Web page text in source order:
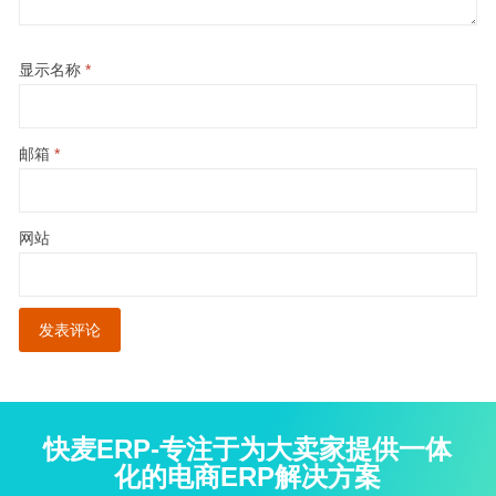
显示名称 *
邮箱 *
网站
快麦ERP-专注于为大卖家提供一体
化的电商ERP解决方案